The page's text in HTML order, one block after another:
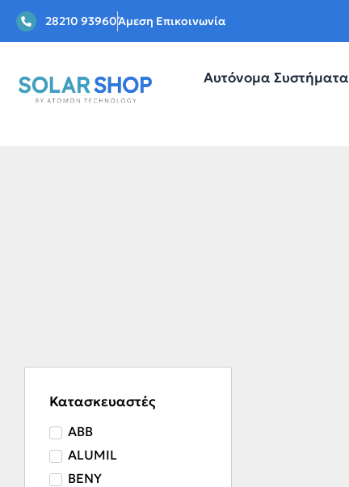
28210 93960Άμεση Επικοινωνία
Αυτόνομα Συστήματα
Κατασκευαστές
ABB
ALUMIL
BENY